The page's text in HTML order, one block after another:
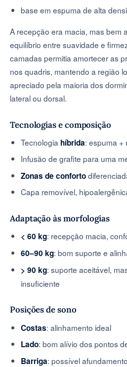
base em espuma de alta
A recepção era macia, mas bem
equilíbrio entre suavidade e
camadas permitia amortecer as
nos quadris, mantendo a região
apreciado pela maioria dos
lateral ou dorsal.
Tecnologias e composição
Tecnologia híbrida: espuma +
Infusão de grafite para uma
Zonas de conforto
Capa removível,
Adaptação às morfologias
< 60 kg: recepção macia,
60–90 kg: bom suporte e
> 90 kg: suporte aceitável,
insuficiente
Posições de sono
Costas: alinhamento ideal
Lado: bom alívio dos pontos
Barriga: possível